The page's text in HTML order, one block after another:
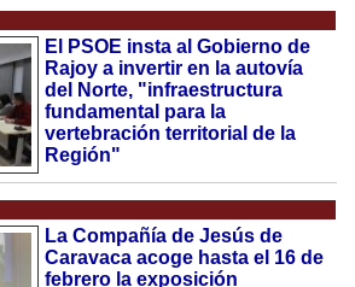
El PSOE insta al Gobierno de
Rajoy a invertir en la autovía
del Norte, "infraestructura
fundamental para la
vertebración territorial de la
Región"
La Compañía de Jesús de
Caravaca acoge hasta el 16 de
febrero la exposición